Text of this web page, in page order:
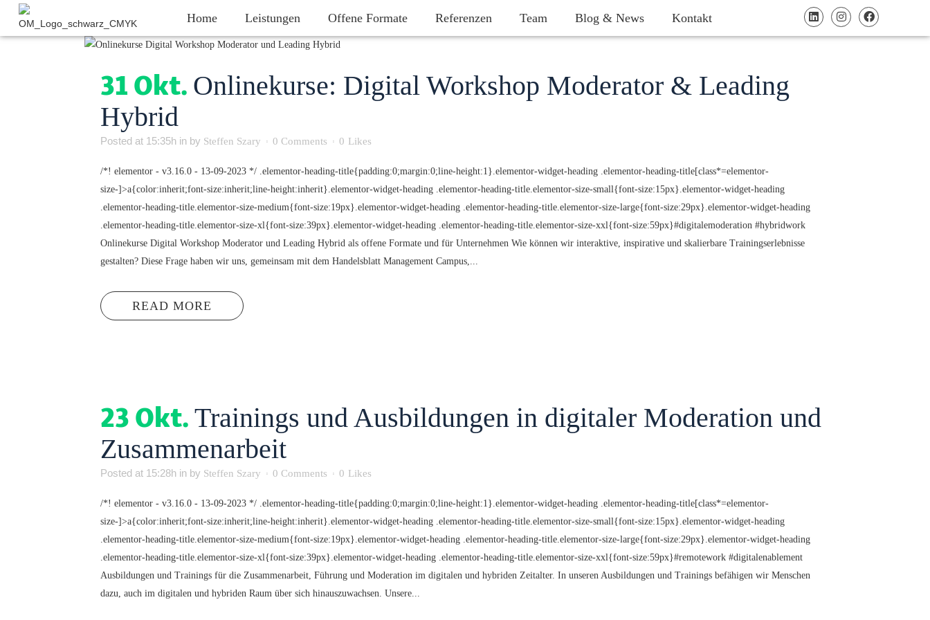
Home Leistungen Offene Formate Referenzen Team Blog & News Kontakt
31 Okt. Onlinekurse: Digital Workshop Moderator & Leading
Hybrid
Posted at 15:35h in by Steffen Szary 0 Comments 0 Likes
/*! elementor - v3.16.0 - 13-09-2023 */ .elementor-heading-title{padding:0;margin:0;line-height:1}.elementor-widget-heading .elementor-heading-title[class*=elementor-
size-]>a{color:inherit;font-size:inherit;line-height:inherit}.elementor-widget-heading .elementor-heading-title.elementor-size-small{font-size:15px}.elementor-widget-heading
.elementor-heading-title.elementor-size-medium{font-size:19px}.elementor-widget-heading .elementor-heading-title.elementor-size-large{font-size:29px}.elementor-widget-heading
.elementor-heading-title.elementor-size-xl{font-size:39px}.elementor-widget-heading .elementor-heading-title.elementor-size-xxl{font-size:59px}#digitalemoderation #hybridwork
Onlinekurse Digital Workshop Moderator und Leading Hybrid als offene Formate und für Unternehmen Wie können wir interaktive, inspirative und skalierbare Trainingserlebnisse
gestalten? Diese Frage haben wir uns, gemeinsam mit dem Handelsblatt Management Campus,...
READ MORE
23 Okt. Trainings und Ausbildungen in digitaler Moderation und
Zusammenarbeit
Posted at 15:28h in by Steffen Szary 0 Comments 0 Likes
/*! elementor - v3.16.0 - 13-09-2023 */ .elementor-heading-title{padding:0;margin:0;line-height:1}.elementor-widget-heading .elementor-heading-title[class*=elementor-
size-]>a{color:inherit;font-size:inherit;line-height:inherit}.elementor-widget-heading .elementor-heading-title.elementor-size-small{font-size:15px}.elementor-widget-heading
.elementor-heading-title.elementor-size-medium{font-size:19px}.elementor-widget-heading .elementor-heading-title.elementor-size-large{font-size:29px}.elementor-widget-heading
.elementor-heading-title.elementor-size-xl{font-size:39px}.elementor-widget-heading .elementor-heading-title.elementor-size-xxl{font-size:59px}#remotework #digitalenablement
Ausbildungen und Trainings für die Zusammenarbeit, Führung und Moderation im digitalen und hybriden Zeitalter. In unseren Ausbildungen und Trainings befähigen wir Menschen
dazu, auch im digitalen und hybriden Raum über sich hinauszuwachsen. Unsere...